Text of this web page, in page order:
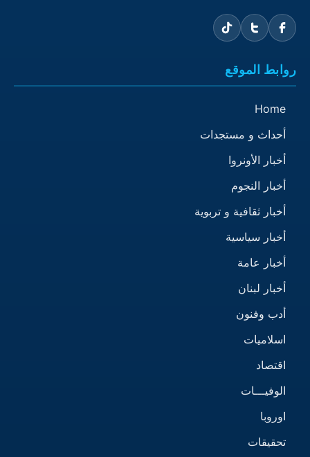
روابط الموقع
Home
أحداث و مستجدات
أخبار الأونروا
أخبار النجوم
أخبار ثقافية و تربوية
أخبار سياسية
أخبار عامة
أخبار لبنان
أدب وفنون
اسلاميات
اقتصاد
الوفيـــات
اوروبا
تحقيقات